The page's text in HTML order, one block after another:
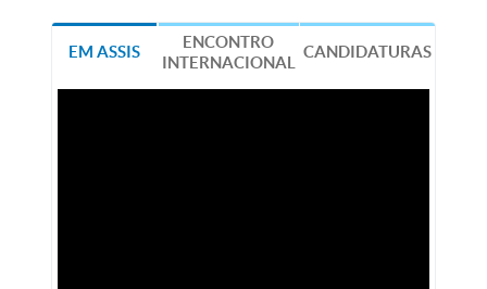
EM ASSIS
ENCONTRO
INTERNACIONAL
CANDIDATURAS